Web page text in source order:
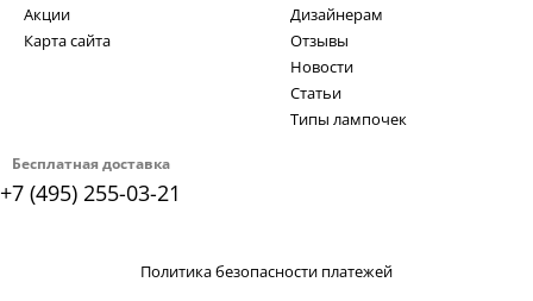
Бесплатная доставка
+7 (495) 255-03-21
Акции
Карта сайта
Дизайнерам
Отзывы
Новости
Статьи
Типы лампочек
Политика безопасности платежей